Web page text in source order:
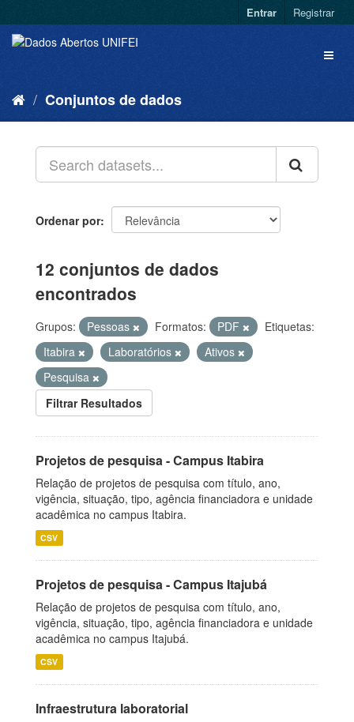
Entrar Registrar
Conjuntos de dados
Ordenar por
12 conjuntos de dados
encontrados
Grupos: Pessoas Formatos: PDF
Etiquetas:
Itabira
Laboratórios
Ativos
Pesquisa
Filtrar Resultados
Projetos de pesquisa - Campus Itabira
Relação de projetos de pesquisa com título, ano,
vigência, situação, tipo, agência financiadora e unidade
acadêmica no campus Itabira.
CSV
Projetos de pesquisa - Campus Itajubá
Relação de projetos de pesquisa com título, ano,
vigência, situação, tipo, agência financiadora e unidade
acadêmica no campus Itajubá.
CSV
Infraestrutura laboratorial